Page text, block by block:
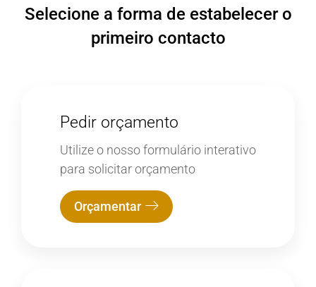
Selecione a forma de estabelecer o
primeiro contacto
Pedir orçamento
Utilize o nosso formulário interativo
para solicitar orçamento
Orçamentar